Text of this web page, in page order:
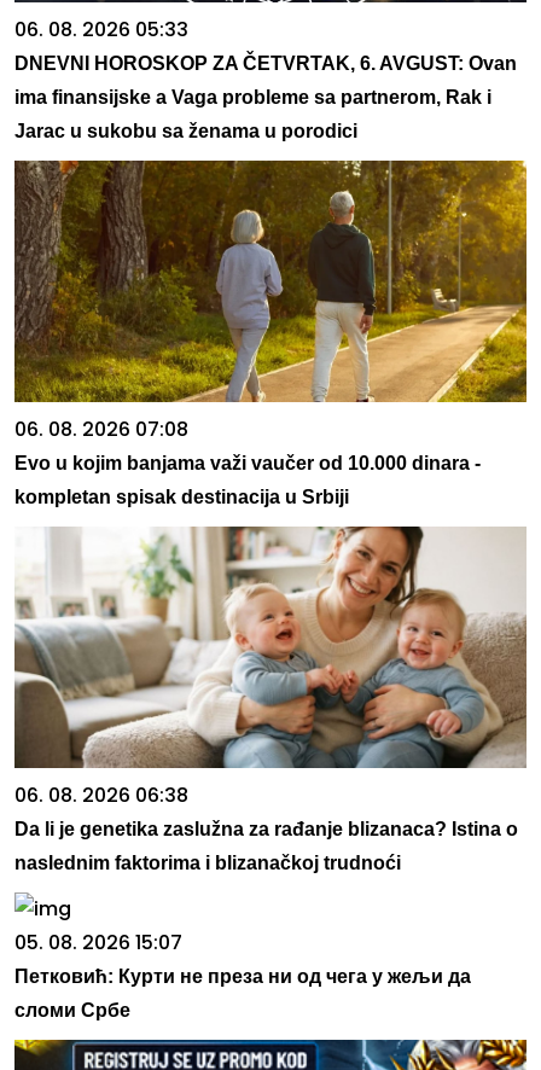
06. 08. 2026 05:33
DNEVNI HOROSKOP ZA ČETVRTAK, 6. AVGUST: Ovan
ima finansijske a Vaga probleme sa partnerom, Rak i
Jarac u sukobu sa ženama u porodici
06. 08. 2026 07:08
Evo u kojim banjama važi vaučer od 10.000 dinara -
kompletan spisak destinacija u Srbiji
06. 08. 2026 06:38
Da li je genetika zaslužna za rađanje blizanaca? Istina o
naslednim faktorima i blizanačkoj trudnoći
05. 08. 2026 15:07
Петковић: Курти не преза ни од чега у жељи да
сломи Србе